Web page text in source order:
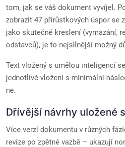
tom, jak se váš dokument vyvíjel.
zobrazit 47 přírůstkových úspor se
jako skutečné kreslení (vymazání,
odstavců), je to nejsilnější možný
Text vložený s umělou inteligencí
jednotlivé vložení s minimální
ne.
Dřívější návrhy uložené
Více verzí dokumentu v různých
revize po zpětné vazbě – ukazují